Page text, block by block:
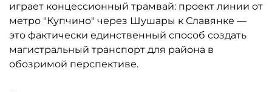
играет концессионный трамвай: проект линии от
метро "Купчино" через Шушары к Славянке —
это фактически единственный способ создать
магистральный транспорт для района в
обозримой перспективе.